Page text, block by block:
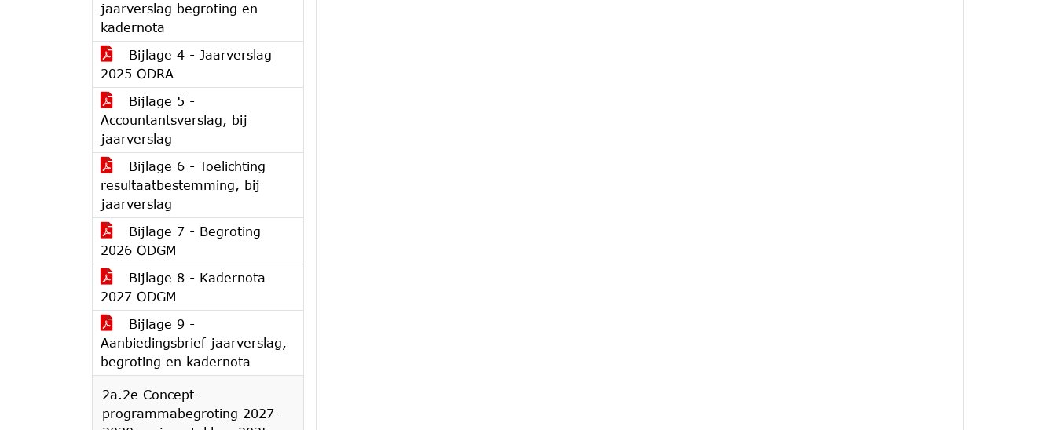
jaarverslag begroting en
kadernota
Bijlage 4 - Jaarverslag
2025 ODRA
Bijlage 5 -
Accountantsverslag, bij
jaarverslag
Bijlage 6 - Toelichting
resultaatbestemming, bij
jaarverslag
Bijlage 7 - Begroting
2026 ODGM
Bijlage 8 - Kadernota
2027 ODGM
Bijlage 9 -
Aanbiedingsbrief jaarverslag,
begroting en kadernota
2a.2e Concept-
programmabegroting 2027-